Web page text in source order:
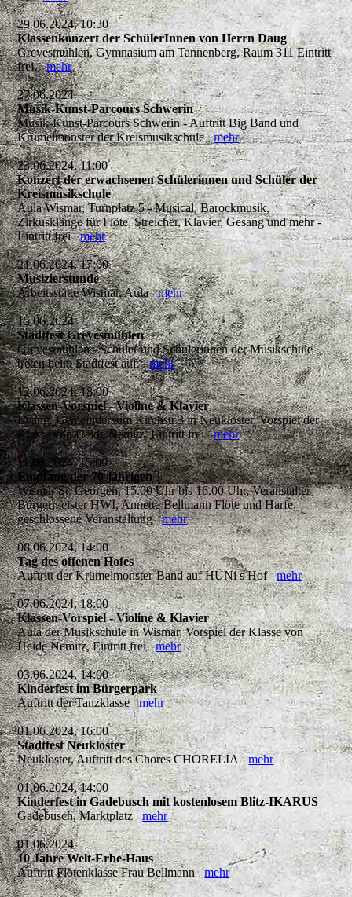
29.06.2024, 10:30
Klassenkonzert der SchülerInnen von Herrn Daug
Grevesmühlen, Gymnasium am Tannenberg, Raum 311 Eintritt
frei.mehr
27.06.2024
Musik-Kunst-Parcours Schwerin
Musik-Kunst-Parcours Schwerin - Auftritt Big Band und
Krümelmonster der Kreismusikschulemehr
23.06.2024, 11:00
Konzert der erwachsenen Schülerinnen und Schüler der
Kreismusikschule
Aula Wismar, Turnplatz 5 - Musical, Barockmusik,
Zirkusklänge für Flöte, Streicher, Klavier, Gesang und mehr -
Eintritt freimehr
21.06.2024, 17:00
Musizierstunde
Arbeitsstätte Wismar, Aulamehr
15.06.2024
Stadtfest Grevesmühlen
Grevesmühlen - Schüler und Schülerinnen der Musikschule
treten beim Stadtfest auf.mehr
12.06.2024, 18:00
Klassen-Vorspiel - Violine & Klavier
Evang. Gemeinderaum Kirchstr.3 in Neukloster, Vorspiel der
Klasse von Heide Nemitz, Eintritt freimehr
11.06.2024, 15:00
Empfang der 70-jährigen
Wismar St. Georgen, 15.00 Uhr bis 16.00 Uhr, Veranstalter
Bürgermeister HWI, Annette Bellmann Flöte und Harfe,
geschlossene Veranstaltungmehr
08.06.2024, 14:00
Tag des offenen Hofes
Auftritt der Krümelmonster-Band auf HÜNi s Hofmehr
07.06.2024, 18:00
Klassen-Vorspiel - Violine & Klavier
Aula der Musikschule in Wismar, Vorspiel der Klasse von
Heide Nemitz, Eintritt freimehr
03.06.2024, 14:00
Kinderfest im Bürgerpark
Auftritt der Tanzklassemehr
01.06.2024, 16:00
Stadtfest Neukloster
Neukloster, Auftritt des Chores CHORELIAmehr
01.06.2024, 14:00
Kinderfest in Gadebusch mit kostenlosem Blitz-IKARUS
Gadebusch, Marktplatzmehr
01.06.2024
10 Jahre Welt-Erbe-Haus
Auftritt Flötenklasse Frau Bellmannmehr